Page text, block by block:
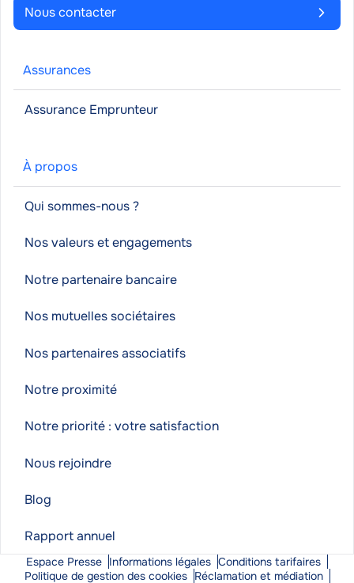
Nous contacter
Assurances
Assurance Emprunteur
À propos
Qui sommes-nous ?
Nos valeurs et engagements
Notre partenaire bancaire
Nos mutuelles sociétaires
Nos partenaires associatifs
Notre proximité
Notre priorité : votre satisfaction
Nous rejoindre
Blog
Rapport annuel
Espace Presse Informations légales Conditions tarifaires
Politique de gestion des cookies Réclamation et médiation